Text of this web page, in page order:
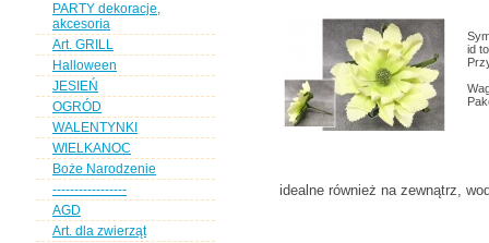
PARTY dekoracje,
akcesoria
Art. GRILL
Halloween
JESIEŃ
OGRÓD
WALENTYNKI
WIELKANOC
Boże Narodzenie
-----------------
AGD
Art. dla zwierząt
id
idealne również na zewnątrz,